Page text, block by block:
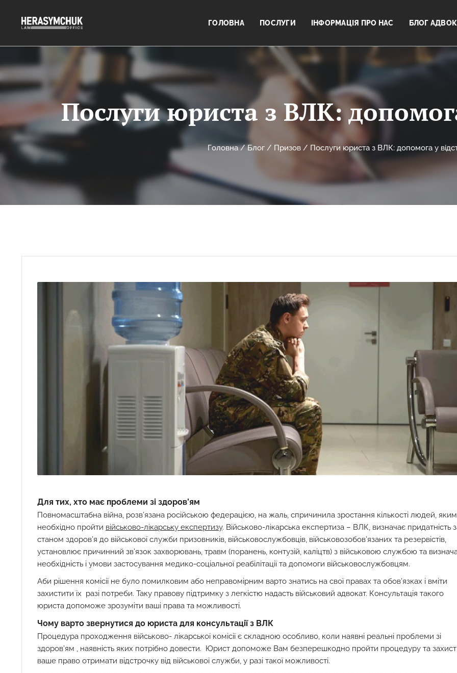
ГОЛОВНА ПОСЛУГИ ІНФОРМАЦІЯ ПРО НАС БЛОГ
Послуги юриста з ВЛК:
Головна/Блог / Призов / Послуги юриста з ВЛК: допомога у
Для тих, хто має проблеми зі здоров’ям
Повномасштабна війна, розв’язана російською федерацією, на жаль, спричинила зростання кількості людей, яким
необхідно пройти військово-лікарську експертизу. Військово-лікарська експертиза – ВЛК, визначає придатність
станом здоров’я до військової служби призовників, військовослужбовців, військовозобов’язаних та резервістів,
установлює причинний зв’язок захворювань, травм (поранень, контузій, каліцтв) з військовою службою та
необхідність і умови застосування медико-соціальної реабілітації та допомоги військовослужбовцям.
Аби рішення комісії не було помилковим або неправомірним варто знатись на свої правах та обов’язках і вміти
захистити їх разі потреби. Таку правову підтримку з легкістю надасть військовий адвокат. Консультація такого
юриста допоможе зрозуміти ваші права та можливості.
Чому варто звернутися до юриста для консультації з ВЛК
Процедура проходження військово- лікарської комісії є складною особливо, коли наявні реальні проблеми зі
здоров’ям , наявність яких потрібно довести. Юрист допоможе Вам безперешкодно пройти процедуру та
ваше право отримати відстрочку від військової служби, у разі такої можливості.